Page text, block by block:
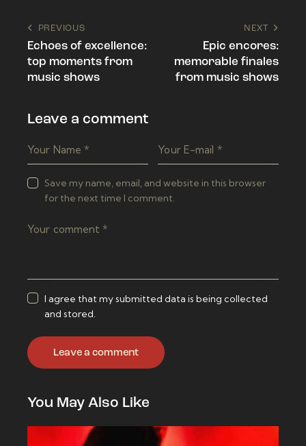
Post
navigation
PREVIOUS
Echoes of excellence:
top moments from
music shows
NEXT
Epic encores:
memorable finales
from music shows
Leave a comment
Save my name, email, and website in this browser
for the next time I comment.
I agree that my submitted data is being collected
and stored.
You May Also Like